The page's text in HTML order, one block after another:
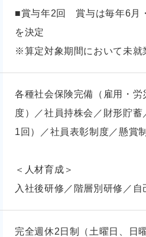
■賞与年2回 賞与は毎年6月
を決定
※算定対象期間において未就
各種社会保険完備（雇用・
度）／社員持株会／財形貯
1回）／社員表彰制度／懸賞
＜人材育成＞
入社後研修／階層別研修／
完全週休2日制（土曜日、日